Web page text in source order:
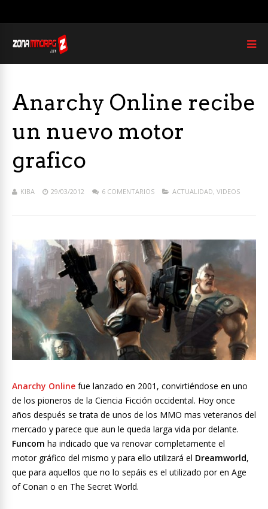
Anarchy Online recibe
un nuevo motor
grafico
KIBA 29/03/2012 6 COMENTARIOS ACTUALIDAD, VIDEOS
Anarchy Online fue lanzado en 2001, convirtiéndose en uno
de los pioneros de la Ciencia Ficción occidental. Hoy once
años después se trata de unos de los MMO mas veteranos del
mercado y parece que aun le queda larga vida por delante.
Funcom ha indicado que va renovar completamente el
motor gráfico del mismo y para ello utilizará el Dreamworld,
que para aquellos que no lo sepáis es el utilizado por en Age
of Conan o en The Secret World.